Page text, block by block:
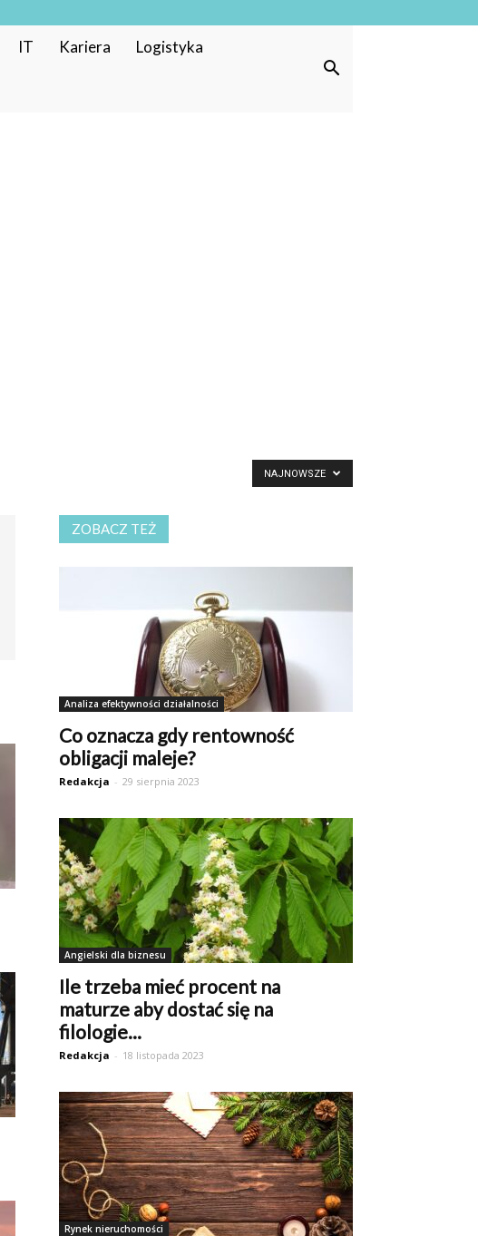
IT Kariera Logistyka
NAJNOWSZE
ZOBACZ TEŻ
Analiza efektywności działalności
Co oznacza gdy rentowność
obligacji maleje?
Redakcja - 29 sierpnia 2023
Angielski dla biznesu
Ile trzeba mieć procent na
maturze aby dostać się na
filologie...
Redakcja - 18 listopada 2023
Rynek nieruchomości